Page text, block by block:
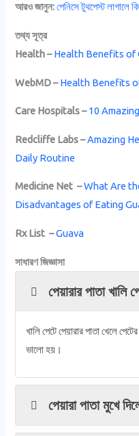
আরও জানুন: পেনিসে টুথপেস্ট লাগালে
তথ্য সূত্র
Health – Health Benefits of
WebMD – Health Benefits
Care Hospitals – 10
Redcliffe Labs –Amazing
Daily Routine
Medicine Net –What Are
Disadvantages of Eating
Rx List –Guava
সাধারণ জিজ্ঞাসা
পেয়ারার পাতা খালি
খালি পেটে পেয়ারার পাতা খেলে
ভালো হয়।
পেয়ারা পাতা মুখে